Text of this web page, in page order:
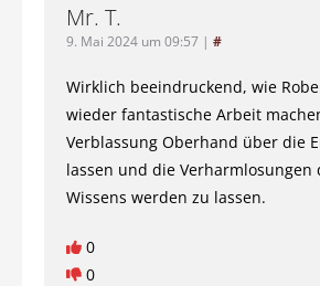
Mr. T.
9. Mai 2024 um 09:57 | #
Wirklich beeindruckend, wie
wieder fantastische Arbeit
Verblassung Oberhand über die
lassen und die
Wissens werden zu lassen.
0
0